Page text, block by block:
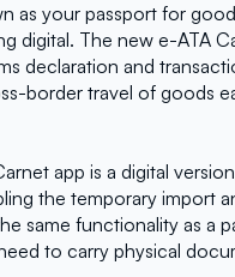
as your passport for
digital. The new e-ATA
declaration and
border travel of goods
app is a digital
the temporary import
same functionality as a
to carry physical